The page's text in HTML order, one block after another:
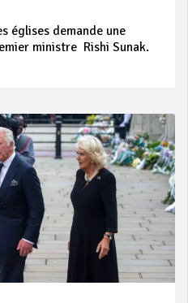
églises demande une
ministre Rishi Sunak.